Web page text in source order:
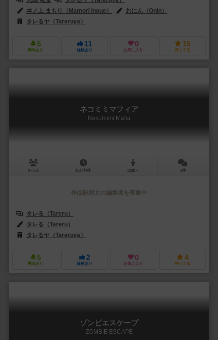
ヰノ上 まもり（Mamori Inoue）
おにん（Onin）
タレるヤ（Tareruya）
5
興味あり
11
経験あり
0
お気に入り
15
持ってる
ネコミミマフィア
Nekomimi Mafia
3～5人 15分前後 13歳～ 1件
作品説明文の編集者を募集中
タレる（Tareru）
タレる（Tareru）
タレるヤ（Tareruya）
5
興味あり
2
経験あり
0
お気に入り
4
持ってる
ゾンビエスケープ
ZOMBIE ESCAPE